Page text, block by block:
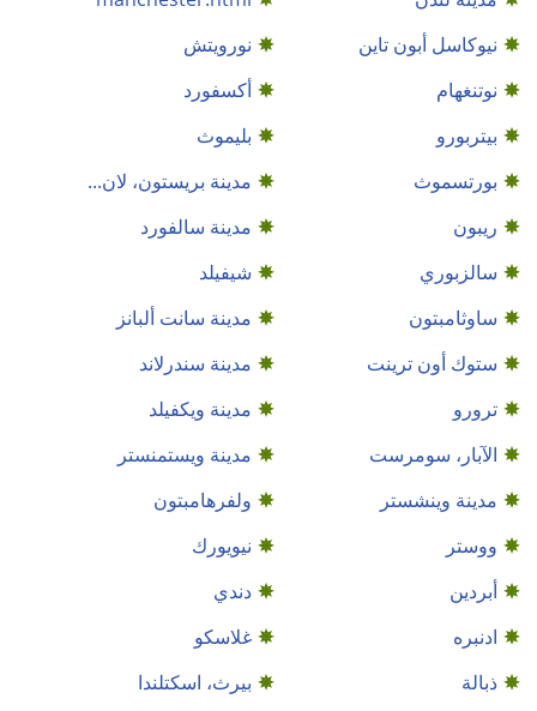
نيوكاسل أبون تاين
نورويتش
نوتنغهام
أكسفورد
بيتربورو
بليموث
بورتسموث
مدينة بريستون، لان...
ريبون
مدينة سالفورد
سالزبوري
شيفيلد
ساوثامبتون
مدينة سانت ألبانز
ستوك أون ترينت
مدينة سندرلاند
ترورو
مدينة ويكفيلد
الآبار، سومرست
مدينة ويستمنستر
مدينة وينشستر
ولفرهامبتون
ووستر
نيويورك
أبردين
دندي
ادنبره
غلاسكو
ذبالة
بيرث، اسكتلندا